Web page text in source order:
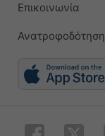
Επικοινωνία
Ανατροφοδότηση